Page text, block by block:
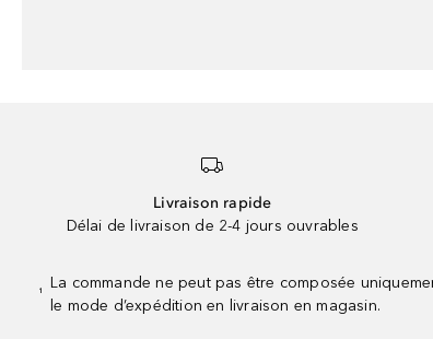
Livraison rapide
Délai de livraison de 2-4 jours ouvrables
¹
La commande ne peut pas être composée
le mode d’expédition en livraison en magasin.